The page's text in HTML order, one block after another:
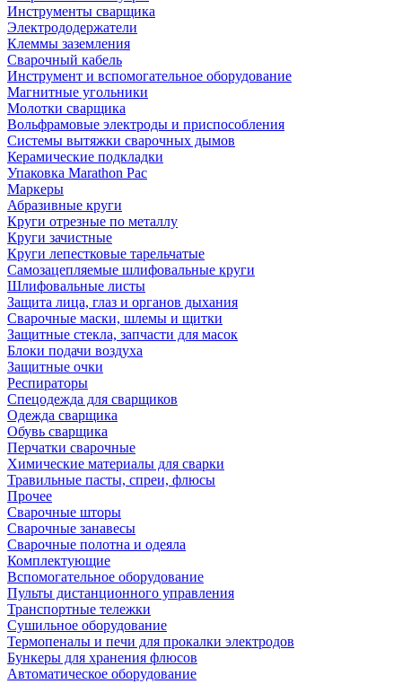
Инструменты сварщика
Электрододержатели
Клеммы заземления
Сварочный кабель
Инструмент и вспомогательное оборудование
Магнитные угольники
Молотки сварщика
Вольфрамовые электроды и приспособления
Системы вытяжки сварочных дымов
Керамические подкладки
Упаковка Marathon Pac
Маркеры
Абразивные круги
Круги отрезные по металлу
Круги зачистные
Круги лепестковые тарельчатые
Самозацепляемые шлифовальные круги
Шлифовальные листы
Защита лица, глаз и органов дыхания
Сварочные маски, шлемы и щитки
Защитные стекла, запчасти для масок
Блоки подачи воздуха
Защитные очки
Респираторы
Спецодежда для сварщиков
Одежда сварщика
Обувь сварщика
Перчатки сварочные
Химические материалы для сварки
Травильные пасты, спреи, флюсы
Прочее
Сварочные шторы
Сварочные занавесы
Сварочные полотна и одеяла
Комплектующие
Вспомогательное оборудование
Пульты дистанционного управления
Транспортные тележки
Сушильное оборудование
Термопеналы и печи для прокалки электродов
Бункеры для хранения флюсов
Автоматическое оборудование